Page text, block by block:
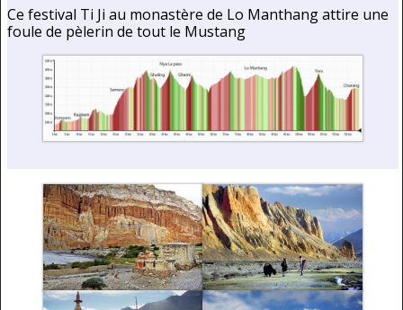
Ce festival Ti Ji au monastère de Lo Manthang attire une
foule de pèlerin de tout le Mustang